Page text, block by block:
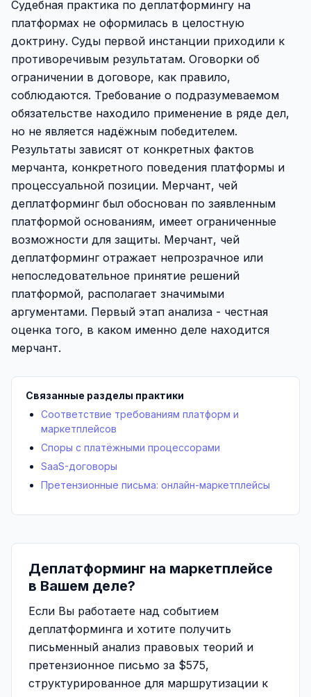
Судебная практика по деплатформингу на
платформах не оформилась в целостную
доктрину. Суды первой инстанции приходили к
противоречивым результатам. Оговорки об
ограничении в договоре, как правило,
соблюдаются. Требование о подразумеваемом
обязательстве находило применение в ряде дел,
но не является надёжным победителем.
Результаты зависят от конкретных фактов
мерчанта, конкретного поведения платформы и
процессуальной позиции. Мерчант, чей
деплатформинг был обоснован по заявленным
платформой основаниям, имеет ограниченные
возможности для защиты. Мерчант, чей
деплатформинг отражает непрозрачное или
непоследовательное принятие решений
платформой, располагает значимыми
аргументами. Первый этап анализа - честная
оценка того, в каком именно деле находится
мерчант.
Связанные разделы практики
Соответствие требованиям платформ и
маркетплейсов
Споры с платёжными процессорами
SaaS-договоры
Претензионные письма: онлайн-маркетплейсы
Деплатформинг на маркетплейсе
в Вашем деле?
Если Вы работаете над событием
деплатформинга и хотите получить
письменный анализ правовых теорий и
претензионное письмо за $575,
структурированное для маршрутизации к